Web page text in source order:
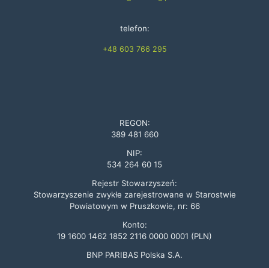
telefon:
+48 603 766 295
REGON:
389 481 660
NIP:
534 264 60 15
Rejestr Stowarzyszeń:
Stowarzyszenie zwykłe zarejestrowane w Starostwie
Powiatowym w Pruszkowie, nr: 66
Konto:
19 1600 1462 1852 2116 0000 0001 (PLN)
BNP PARIBAS Polska S.A.